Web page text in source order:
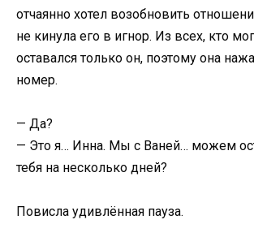
отчаянно хотел возобновить
не кинула его в игнор. Из всех, кто
оставался только он, поэтому она
номер.
— Да?
— Это я… Инна. Мы с Ваней… можем
тебя на несколько дней?
Повисла удивлённая пауза.